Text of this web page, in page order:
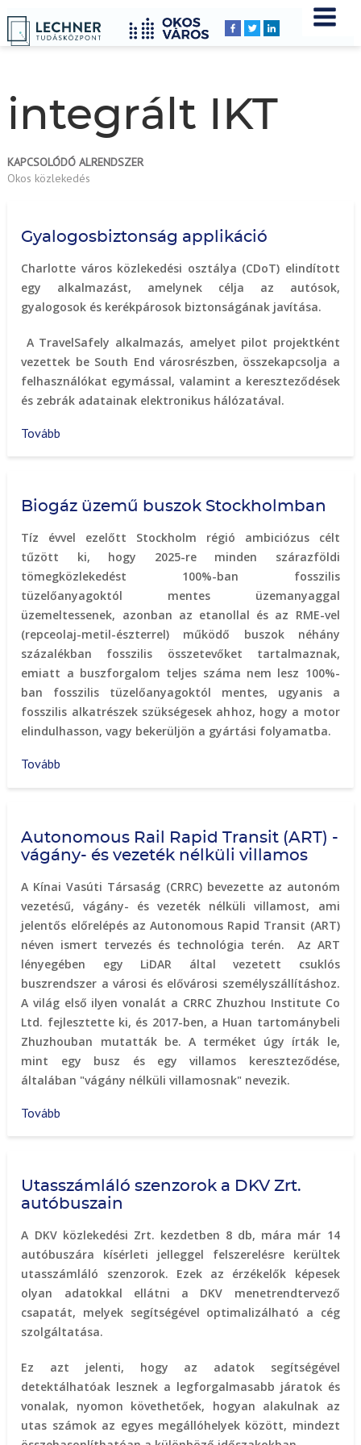
Breadcrumbs
YOU
ARE
Címlap
integrált IKT
KAPCSOLÓDÓ ALRENDSZER
Okos közlekedés
Gyalogosbiztonság applikáció
Charlotte város közlekedési osztálya (CDoT) elindított
egy alkalmazást, amelynek célja az autósok,
gyalogosok és kerékpárosok biztonságának javítása.
A TravelSafely alkalmazás, amelyet pilot projektként
vezettek be South End városrészben, összekapcsolja a
felhasználókat egymással, valamint a kereszteződések
és zebrák adatainak elektronikus hálózatával.
Tovább
Biogáz üzemű buszok Stockholmban
Tíz évvel ezelőtt Stockholm régió ambiciózus célt
tűzött ki, hogy 2025-re minden szárazföldi
tömegközlekedést 100%-ban fosszilis
tüzelőanyagoktól mentes üzemanyaggal
üzemeltessenek, azonban az etanollal és az RME-vel
(repceolaj-metil-észterrel) működő buszok néhány
százalékban fosszilis összetevőket tartalmaznak,
emiatt a buszforgalom teljes száma nem lesz 100%-
ban fosszilis tüzelőanyagoktól mentes, ugyanis a
fosszilis alkatrészek szükségesek ahhoz, hogy a motor
elindulhasson, vagy bekerüljön a gyártási folyamatba.
Tovább
Autonomous Rail Rapid Transit (ART) -
vágány- és vezeték nélküli villamos
A Kínai Vasúti Társaság (CRRC) bevezette az autonóm
vezetésű, vágány- és vezeték nélküli villamost, ami
jelentős előrelépés az Autonomous Rapid Transit (ART)
néven ismert tervezés és technológia terén. Az ART
lényegében egy LiDAR által vezetett csuklós
buszrendszer a városi és elővárosi személyszállításhoz.
A világ első ilyen vonalát a CRRC Zhuzhou Institute Co
Ltd. fejlesztette ki, és 2017-ben, a Huan tartománybeli
Zhuzhouban mutatták be. A terméket úgy írták le,
mint egy busz és egy villamos kereszteződése,
általában "vágány nélküli villamosnak" nevezik.
Tovább
(ART)
-
vágány-
vezeték
nélküli
villamos)
Utasszámláló szenzorok a DKV Zrt.
autóbuszain
A DKV közlekedési Zrt. kezdetben 8 db, mára már 14
autóbuszára kísérleti jelleggel felszerelésre kerültek
utasszámláló szenzorok. Ezek az érzékelők képesek
olyan adatokkal ellátni a DKV menetrendtervező
csapatát, melyek segítségével optimalizálható a cég
szolgáltatása.
Ez azt jelenti, hogy az adatok segítségével
detektálhatóak lesznek a legforgalmasabb járatok és
vonalak, nyomon követhetőek, hogyan alakulnak az
utas számok az egyes megállóhelyek között, mindezt